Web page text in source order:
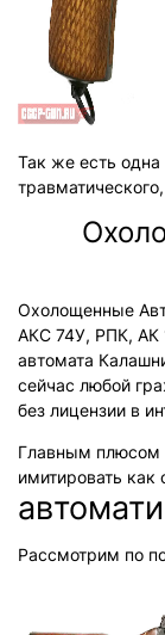
Так же есть одна
Охолощенные
АКС 74У, РПК, АК
автомата
сейчас любой
без лицензии в
Главным плюсом
имитировать как
Рассмотрим по